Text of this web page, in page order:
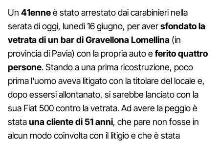
Un 41enneè stato arrestato dai carabinieri nella
serata di oggi, lunedì 16 giugno, per aversfondato la
vetrata di un bar di Gravellona Lomellina (in
provincia di Pavia) con la propria auto eferito quattro
persone. Stando a una prima ricostruzione, poco
prima l'uomo aveva litigato con la titolare del locale e,
dopo essersi allontanato, si sarebbe lanciato con la
sua Fiat 500 contro la vetrata. Ad avere la peggio è
statauna cliente di 51 anni, che pare non fosse in
alcun modo coinvolta con il litigio e che è stata